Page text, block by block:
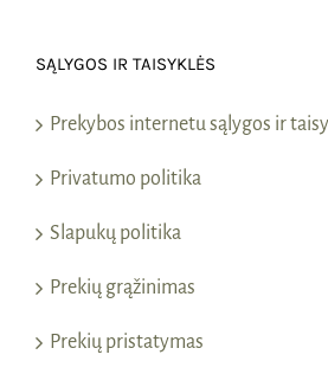
SĄLYGOS IR TAISYKLĖS
Prekybos internetu sąlygos ir
Privatumo politika
Slapukų politika
Prekių grąžinimas
Prekių pristatymas